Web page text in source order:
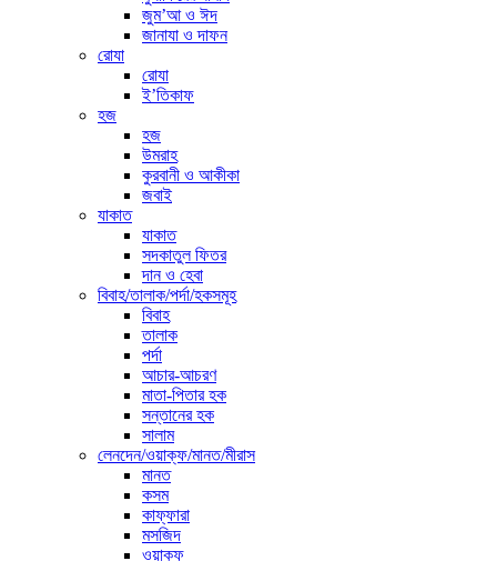
জুম’আ ও ঈদ
জানাযা ও দাফন
রোযা
রোযা
ই’তিকাফ
হজ
হজ
উমরাহ
কুরবানী ও আকীকা
জবাই
যাকাত
যাকাত
সদকাতুল ফিতর
দান ও হেবা
বিবাহ/তালাক/পর্দা/হকসমূহ
বিবাহ
তালাক
পর্দা
আচার-আচরণ
মাতা-পিতার হক
সন্তানের হক
সালাম
লেনদেন/ওয়াক্ফ/মানত/মীরাস
মানত
কসম
কাফ্ফারা
মসজিদ
ওয়াক্ফ